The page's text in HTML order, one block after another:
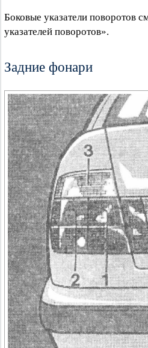
Боковые указатели поворотов
указателей поворотов».
Задние фонари